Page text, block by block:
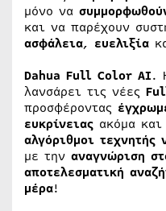
μόνο να
και να παρέχουν
ασφάλεια, ευελιξία
Dahua Full Color AI.
λανσάρει τις νέες
προσφέροντας
ευκρίνειας ακόμα και
αλγόριθμοι τεχνητής
με την αναγνώριση
αποτελεσματική
μέρα!